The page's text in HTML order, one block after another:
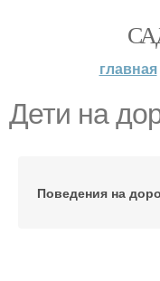
главная
Дети на
Поведения на